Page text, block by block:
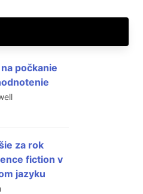
počkanie
za rok
fiction v
jazyku